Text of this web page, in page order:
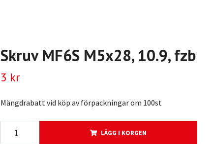
Skruv MF6S M5x28, 10.9, fzb
3 kr
Mängdrabatt vid köp av förpackningar om 100st
LÄGG I KORGEN